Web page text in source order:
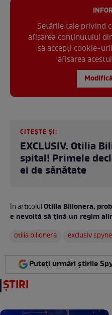
Setările tale privind
afișarea conținutului
să accepți cookie-
afisarea
CITEȘTE ȘI:
EXCLUSIV. Otilia
spital! Primele
ei de sănătate
În articolulOtilia Bilionera,
e nevoită să țină un regim
otilia bilionera
exclusiv
Puteți urmări știrile
ȘTIRI